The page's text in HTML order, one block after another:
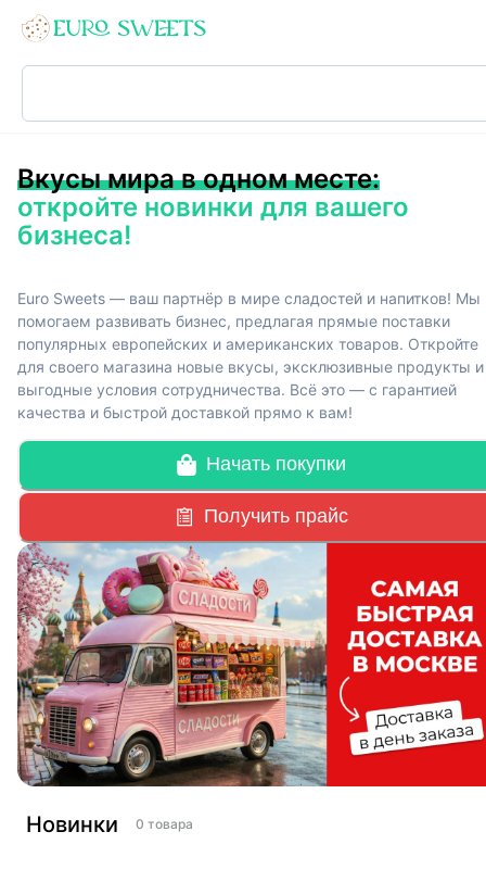
Вкусы мира в одном месте:
откройте новинки для вашего
бизнеса!
Euro Sweets — ваш партнёр в мире сладостей и напитков! Мы
помогаем развивать бизнес, предлагая прямые поставки
популярных европейских и американских товаров. Откройте
для своего магазина новые вкусы, эксклюзивные продукты и
выгодные условия сотрудничества. Всё это — с гарантией
качества и быстрой доставкой прямо к вам!
Начать покупки
Получить прайс
Новинки 0 товара